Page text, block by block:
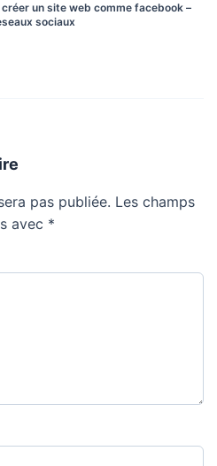
un site web comme facebook –
sociaux
pas publiée. Les champs
avec *